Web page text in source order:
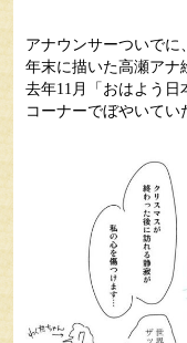
アナウンサーついでに、
年末に描いた高瀬アナ
去年11月「おはよう日
コーナーでぼやいてい